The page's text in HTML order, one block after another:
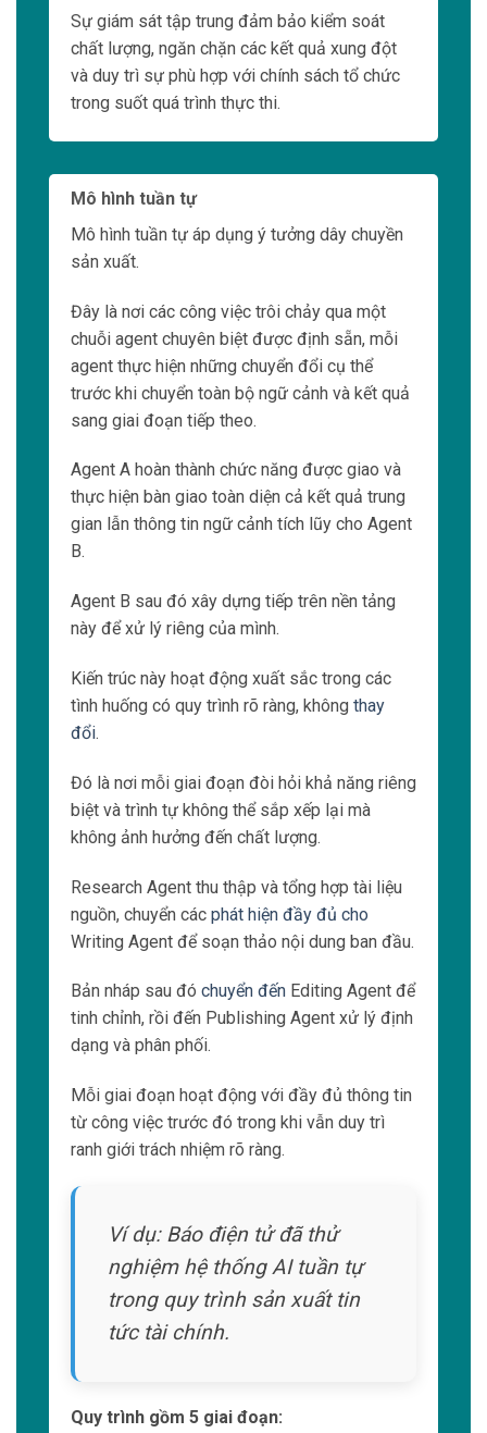
Sự giám sát tập trung đảm bảo kiểm soát
chất lượng, ngăn chặn các kết quả xung đột
và duy trì sự phù hợp với chính sách tổ chức
trong suốt quá trình thực thi.
Mô hình tuần tự
Mô hình tuần tự áp dụng ý tưởng dây chuyền
sản xuất.
Đây là nơi các công việc trôi chảy qua một
chuỗi agent chuyên biệt được định sẵn, mỗi
agent thực hiện những chuyển đổi cụ thể
trước khi chuyển toàn bộ ngữ cảnh và kết quả
sang giai đoạn tiếp theo.
Agent A hoàn thành chức năng được giao và
thực hiện bàn giao toàn diện cả kết quả trung
gian lẫn thông tin ngữ cảnh tích lũy cho Agent
B.
Agent B sau đó xây dựng tiếp trên nền tảng
này để xử lý riêng của mình.
Kiến trúc này hoạt động xuất sắc trong các
tình huống có quy trình rõ ràng, không thay
đổi.
Đó là nơi mỗi giai đoạn đòi hỏi khả năng riêng
biệt và trình tự không thể sắp xếp lại mà
không ảnh hưởng đến chất lượng.
Research Agent thu thập và tổng hợp tài liệu
nguồn, chuyển các phát hiện đầy đủ cho
Writing Agent để soạn thảo nội dung ban đầu.
Bản nháp sau đó chuyển đến Editing Agent để
tinh chỉnh, rồi đến Publishing Agent xử lý định
dạng và phân phối.
Mỗi giai đoạn hoạt động với đầy đủ thông tin
từ công việc trước đó trong khi vẫn duy trì
ranh giới trách nhiệm rõ ràng.
Ví dụ: Báo điện tử đã thử
nghiệm hệ thống AI tuần tự
trong quy trình sản xuất tin
tức tài chính.
Quy trình gồm 5 giai đoạn: